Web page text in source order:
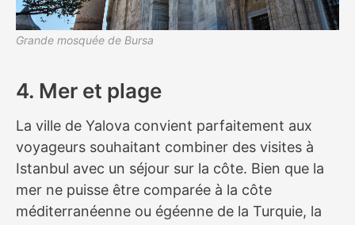
Grande mosquée de Bursa
4. Mer et plage
La ville de Yalova convient parfaitement aux
voyageurs souhaitant combiner des visites à
Istanbul avec un séjour sur la côte. Bien que la
mer ne puisse être comparée à la côte
méditerranéenne ou égéenne de la Turquie, la